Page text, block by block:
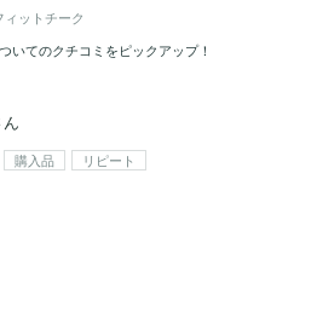
ィットチーク
いてのクチコミをピックアップ！
ん
購入品 リピート